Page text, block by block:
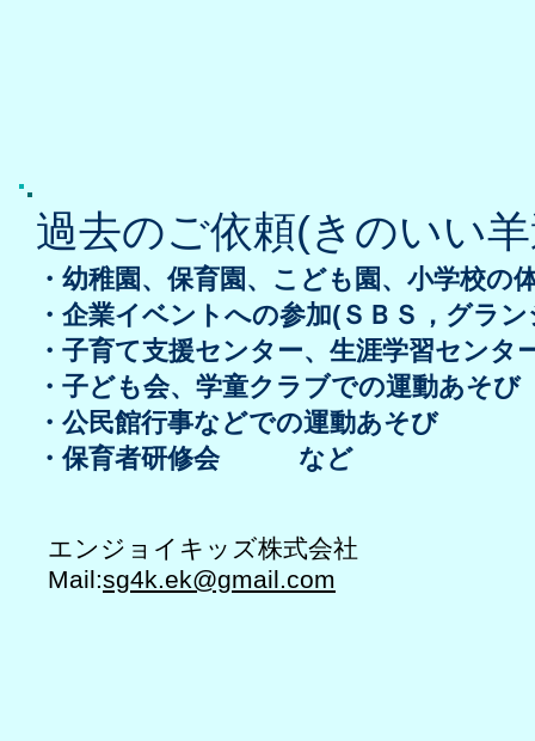
過去のご依頼(きのいい
・幼稚園、保育園、こども園、小学校の
・企業イベントへの参加(ＳＢＳ，グラ
・​子育て支援センター、生涯学習センタ
・子ども会、学童クラブでの運動あそび
・公民館行事などでの運動あそび
・保育者研修会 など
エンジョイキッズ株式会社
Mail:sg4k.ek@gmail.com